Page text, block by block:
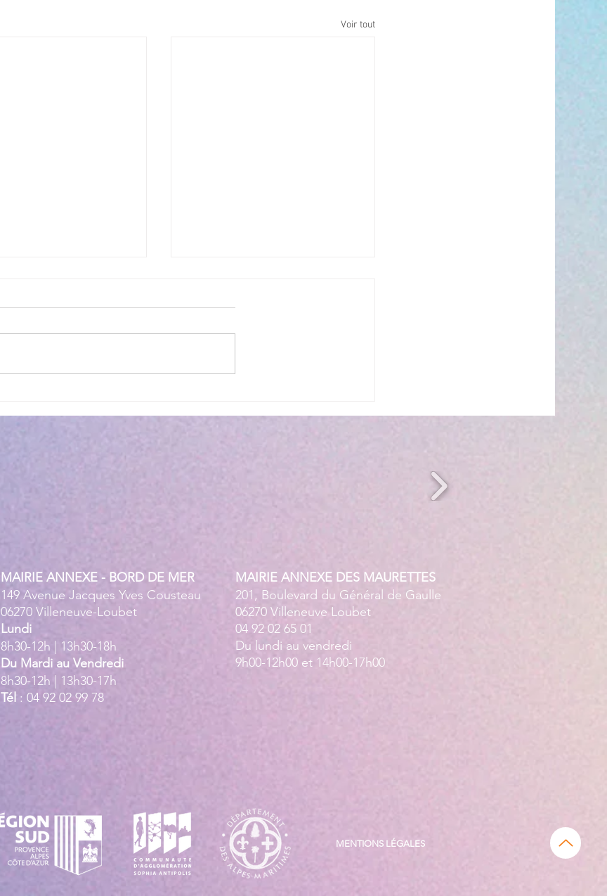
Voir tout
Villeneuve Loubet ! ☀️🎤
MAIRIE ANNEXE - BORD DE MER
149 Avenue Jacques Yves Cousteau
06270 Villeneuve-Loubet
Lundi
8h30-12h | 13h30-18h
Du Mardi au Vendredi
8h30-12h | 13h30-17h
Tél : 04 92 02 99 78
MAIRIE ANNEXE DES MAURETTES
201, Boulevard du Général de Gaulle
06270 Villeneuve Loubet
04 92 02 65 01
Du lundi au vendredi
9h00-12h00 et 14h00-17h00
MENTIONS LÉGALES